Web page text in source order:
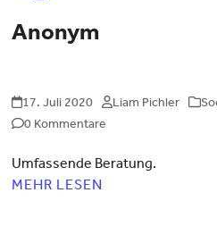
Anonym
17. Juli 2020 Liam Pichler
0 Kommentare
Umfassende Beratung.
MEHR LESEN